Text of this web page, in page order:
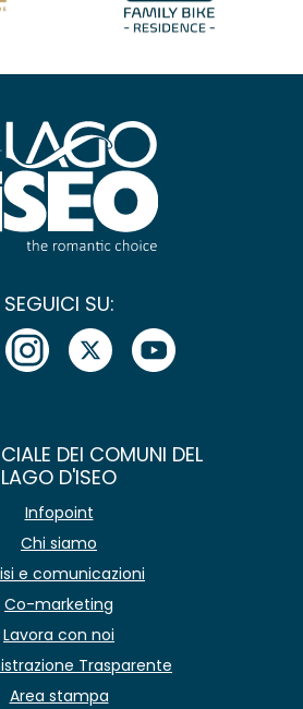
SEGUICI SU:
DEI COMUNI DEL
LAGO D'ISEO
Infopoint
Chi siamo
e comunicazioni
Co-marketing
Lavora con noi
Trasparente
Area stampa